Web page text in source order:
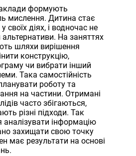
формують
мислення. Дитина стає
своїх діях, і водночас не
На заняттях
шляхи вирішення
конструкцію,
чи вибрати інший
Така самостійність
роботу та
на частини. Отримані
часто збігаються,
різні підходи. Так
аналізувати інформацію
захищати свою точку
має результати на основі